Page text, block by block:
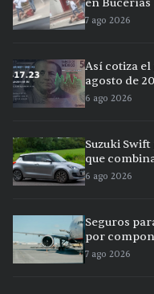
7 ago 2026
Así cotiza
agosto de
6 ago 2026
Suzuki
que
6 ago 2026
Seguros
por
7 ago 2026